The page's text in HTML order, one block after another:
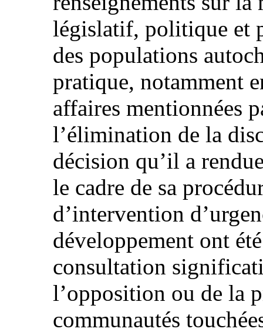
législatif, politique et
des populations
pratique, notamment
affaires mentionnées
l’élimination de la
décision qu’il a
le cadre de sa
d’intervention
développement ont
consultation
l’opposition ou de la
communautés